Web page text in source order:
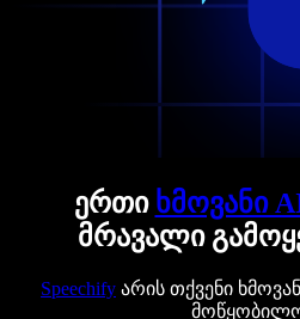
ერთი ხმოვანი
მრავალი
Speechify არის თქვენი